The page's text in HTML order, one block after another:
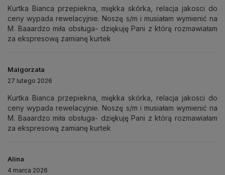
Kurtka Bianca przepiekna, miękka skórka, relacja jakosci do
ceny wypada rewelacyjnie. Noszę s/m i musiałam wymienić na
M. Baaardzo miła obsługa- dziękuję Pani z którą rozmawiałam
za ekspresową zamianę kurtek
Malgorzata
27 lutego 2026
Kurtka Bianca przepiekna, miękka skórka, relacja jakosci do
ceny wypada rewelacyjnie. Noszę s/m i musiałam wymienić na
M. Baaardzo miła obsługa- dziękuję Pani z którą rozmawiałam
za ekspresową zamianę kurtek
Alina
4 marca 2026